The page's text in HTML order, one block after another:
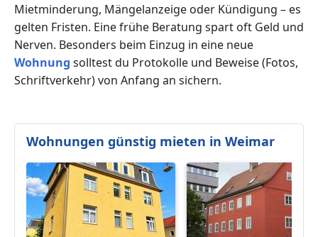
Mietminderung, Mängelanzeige oder Kündigung – es
gelten Fristen. Eine frühe Beratung spart oft Geld und
Nerven. Besonders beim Einzug in eine neue
Wohnung solltest du Protokolle und Beweise (Fotos,
Schriftverkehr) von Anfang an sichern.
Wohnungen günstig mieten in Weimar